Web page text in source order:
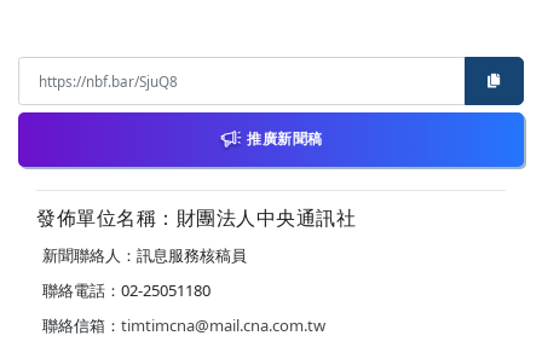
推廣新聞稿
發佈單位名稱：財團法人中央通訊社
新聞聯絡人：訊息服務核稿員
聯絡電話：02-25051180
聯絡信箱： timtimcna@mail.cna.com.tw